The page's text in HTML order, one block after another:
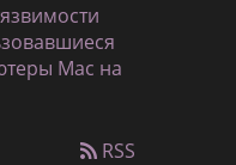
Mac на
RSS